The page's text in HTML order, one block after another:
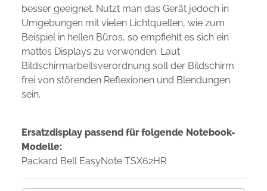
besser geeignet. Nutzt man das Gerät jedoch in
Umgebungen mit vielen Lichtquellen, wie zum
Beispiel in hellen Büros, so empfiehlt es sich ein
mattes Displays zu verwenden. Laut
Bildschirmarbeitsverordnung soll der Bildschirm
frei von störenden Reflexionen und Blendungen
sein.
Ersatzdisplay passend für folgende Notebook-
Modelle:
Packard Bell EasyNote TSX62HR